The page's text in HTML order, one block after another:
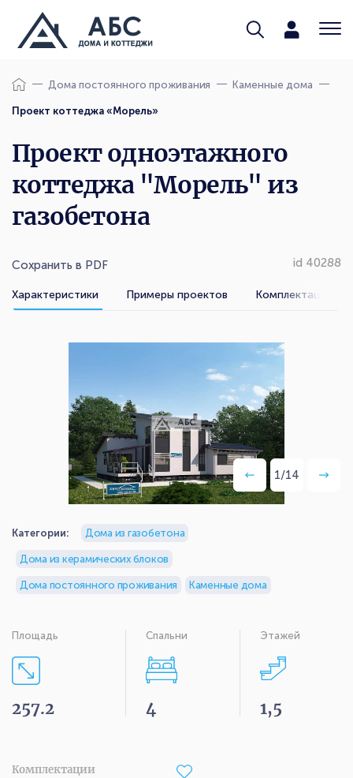
Дома постоянного проживания Каменные дома
Проект коттеджа «Морель»
Проект одноэтажного
коттеджа "Морель" из
газобетона
Сохранить в PDF id 40288
Характеристики Примеры проектов Комплектации
Категории: Дома из газобетона
Дома из керамических блоков
Дома постоянного проживания Каменные дома
1/14
Площадь
257.2
Спальни
4
Этажей
1,5
Комплектации